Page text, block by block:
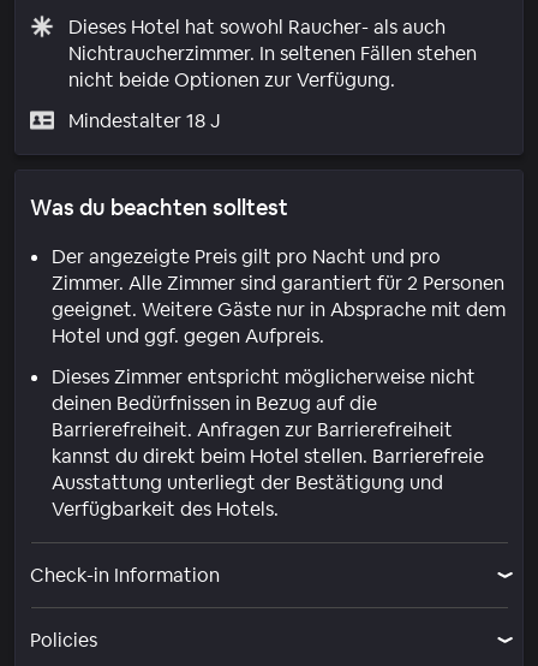
Dieses Hotel hat sowohl Raucher- als auch
Nichtraucherzimmer. In seltenen Fällen stehen
nicht beide Optionen zur Verfügung.
Mindestalter 18 J
Was du beachten solltest
Der angezeigte Preis gilt pro Nacht und pro
Zimmer. Alle Zimmer sind garantiert für 2 Personen
geeignet. Weitere Gäste nur in Absprache mit dem
Hotel und ggf. gegen Aufpreis.
Dieses Zimmer entspricht möglicherweise nicht
deinen Bedürfnissen in Bezug auf die
Barrierefreiheit. Anfragen zur Barrierefreiheit
kannst du direkt beim Hotel stellen. Barrierefreie
Ausstattung unterliegt der Bestätigung und
Verfügbarkeit des Hotels.
Check-in Information
Policies